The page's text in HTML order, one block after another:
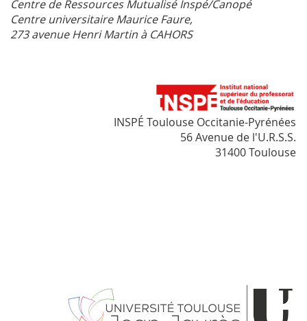
Centre de Ressources Mutualisé Inspé/Canopé
Centre universitaire Maurice Faure,
273 avenue Henri Martin à CAHORS
INSPÉ Toulouse Occitanie-Pyrénées
56 Avenue de l'U.R.S.S.
31400 Toulouse